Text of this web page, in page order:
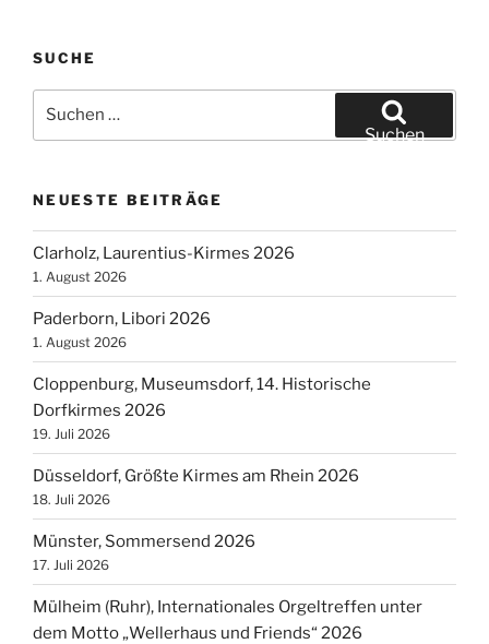
SUCHE
nach:
Suchen
NEUESTE BEITRÄGE
Clarholz, Laurentius-Kirmes 2026
1. August 2026
Paderborn, Libori 2026
1. August 2026
Cloppenburg, Museumsdorf, 14. Historische
Dorfkirmes 2026
19. Juli 2026
Düsseldorf, Größte Kirmes am Rhein 2026
18. Juli 2026
Münster, Sommersend 2026
17. Juli 2026
Mülheim (Ruhr), Internationales Orgeltreffen unter
dem Motto „Wellerhaus und Friends“ 2026